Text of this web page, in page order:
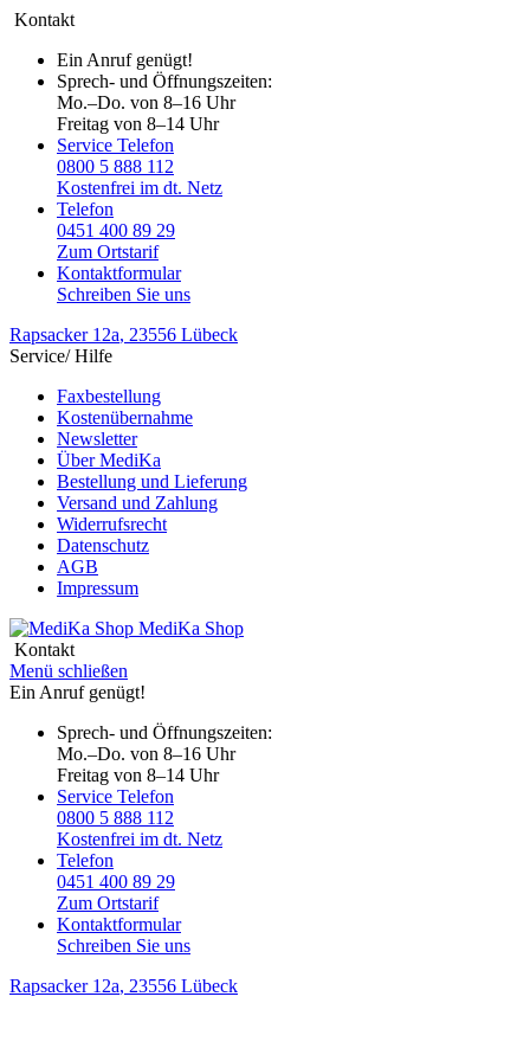
Kontakt
Ein Anruf genügt!
Sprech- und Öffnungszeiten:
Mo.–Do. von 8–16 Uhr
Freitag von 8–14 Uhr
Service Telefon
0800 5 888 112
Kostenfrei im dt. Netz
Telefon
0451 400 89 29
Zum Ortstarif
Kontaktformular
Schreiben Sie uns
Rapsacker 12a, 23556 Lübeck
Service/ Hilfe
Faxbestellung
Kostenübernahme
Newsletter
Über MediKa
Bestellung und Lieferung
Versand und Zahlung
Widerrufsrecht
Datenschutz
AGB
Impressum
MediKa Shop
Kontakt
Menü schließen
Ein Anruf genügt!
Sprech- und Öffnungszeiten:
Mo.–Do. von 8–16 Uhr
Freitag von 8–14 Uhr
Service Telefon
0800 5 888 112
Kostenfrei im dt. Netz
Telefon
0451 400 89 29
Zum Ortstarif
Kontaktformular
Schreiben Sie uns
Rapsacker 12a, 23556 Lübeck